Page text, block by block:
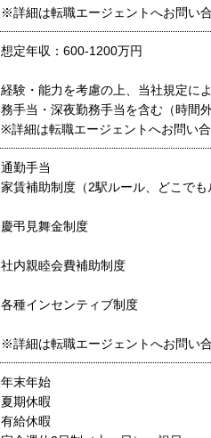
※詳細は転職エージェントへお問い合
想定年収：600-1200万円
経験・能力を考慮の上、当社規定に
務手当・深夜勤務手当を含む（時間
※詳細は転職エージェントへお問い合
通勤手当
家賃補助制度（2駅ルール、どこでも
慶弔見舞金制度
社内親睦会費補助制度
各種インセンティブ制度
※詳細は転職エージェントへお問い合
年末年始
夏期休暇
有給休暇